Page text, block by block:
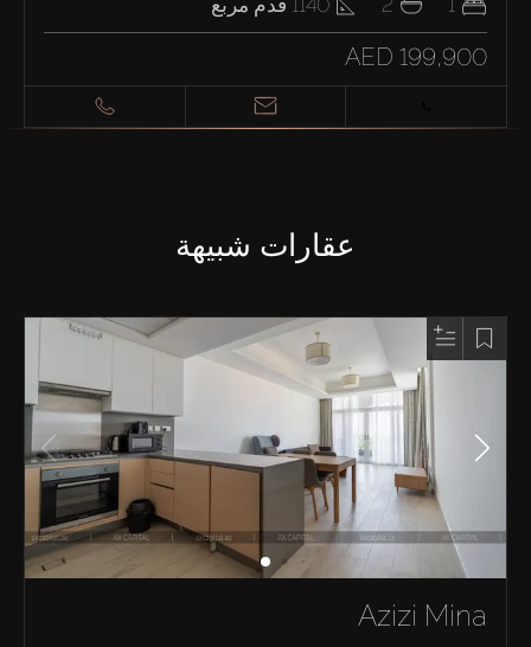
1
2
1140 قدم مربع
AED 199,900
عقارات شبيهة
Azizi Mina